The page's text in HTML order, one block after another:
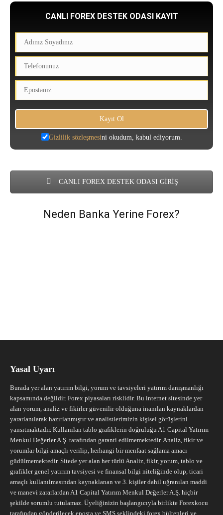
CANLI FOREX DESTEK ODASI KAYIT
Gizlilik sözleşmesini okudum, kabul ediyorum.
CANLI FOREX DESTEK ODASI GİRİŞ
Neden Banka Yerine Forex?
Yasal Uyarı
Burada yer alan yatırım bilgi, yorum ve tavsiyeleri yatırım danışmanlığı
kapsamında değildir. Forex piyasaları risklidir. Bu internet sitesinde yer
alan yorum, analiz ve fikirler güvenilir olduğuna inanılan kaynaklardan
yararlanılarak hazırlanmıştır ve analistlerimizin kişisel görüşlerini
yansıtmaktadır. Kullanılan tablo grafiklerin doğruluğu A1 Capital Yatırım
Menkul Değerler A.Ş. tarafından garanti edilmemektedir. Analiz, fikir ve
yorumlar bilgi amaçlı verilip, herhangi bir menfaat sağlama amacı
güdülmemektedir. Sitede yer alan her türlü Analiz, fikir, yorum, tablo ve
grafikler genel yatırım tavsiyesi ve finansal bilgi niteliğinde olup, ticari
amaçlı kullanılmasından kaynaklanan ve 3. kişiler dahil uğranılan maddi
ve manevi zararlardan A1 Capital Yatırım Menkul Değerler A.Ş. hiçbir
şekilde sorumlu tutulamaz. Üyeliğinizin başlangıcıyla birlikte Forexkocu
tarafından gönderilecek eposta ve SMS şeklindeki forex bültenleri ve